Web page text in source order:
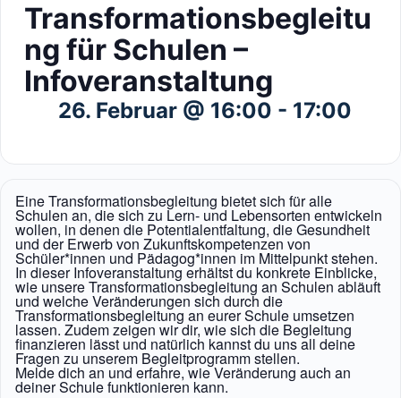
Transformationsbegleitu
ng für Schulen –
Infoveranstaltung
26. Februar @ 16:00 - 17:00
Eine Transformationsbegleitung bietet sich für alle
Schulen an, die sich zu Lern- und Lebensorten entwickeln
wollen, in denen die Potentialentfaltung, die Gesundheit
und der Erwerb von Zukunftskompetenzen von
Schüler*innen und Pädagog*innen im Mittelpunkt stehen.
In dieser Infoveranstaltung erhältst du konkrete Einblicke,
wie unsere Transformationsbegleitung an Schulen abläuft
und welche Veränderungen sich durch die
Transformationsbegleitung an eurer Schule umsetzen
lassen. Zudem zeigen wir dir, wie sich die Begleitung
finanzieren lässt und natürlich kannst du uns all deine
Fragen zu unserem Begleitprogramm stellen.
Melde dich an und erfahre, wie Veränderung auch an
deiner Schule funktionieren kann.